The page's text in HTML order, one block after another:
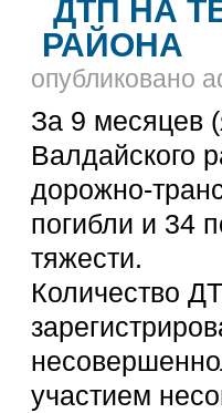
ДТП НА
РАЙОНА
опубликовано
За 9 месяцев
Валдайского
дорожно-
погибли и 34
тяжести.
Количество
участием